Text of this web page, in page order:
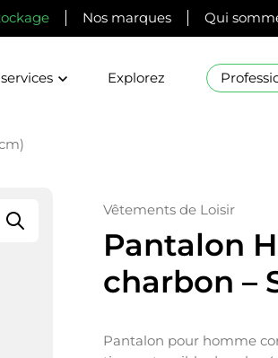
Nos marques Qui
Explorez
Vêtements de Loisir
Pantalon
charbon –
Pantalon pour homme